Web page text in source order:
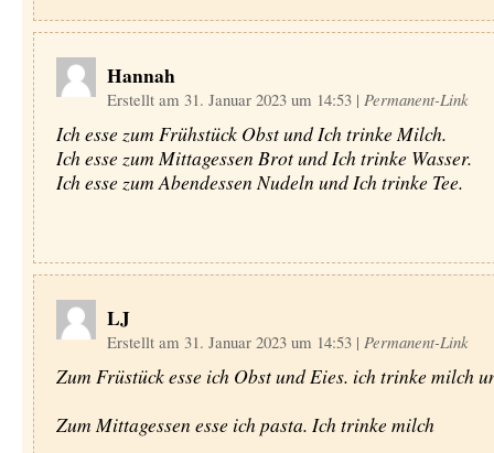
Hannah
Erstellt am 31. Januar 2023 um 14:53 | Permanent-Link
Ich esse zum Frühstück Obst und Ich trinke Milch.
Ich esse zum Mittagessen Brot und Ich trinke Wasser.
Ich esse zum Abendessen Nudeln und Ich trinke Tee.
LJ
Erstellt am 31. Januar 2023 um 14:53 | Permanent-Link
Zum Früstück esse ich Obst und Eies. ich trinke milch
Zum Mittagessen esse ich pasta. Ich trinke milch